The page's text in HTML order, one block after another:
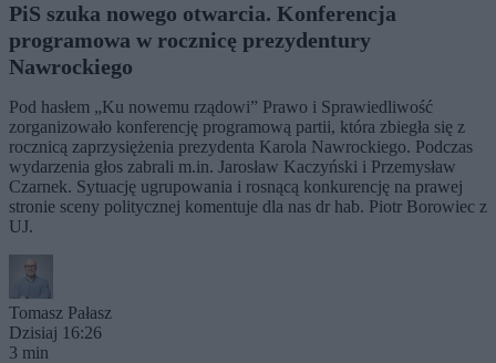
PiS szuka nowego otwarcia. Konferencja
programowa w rocznicę prezydentury
Nawrockiego
Pod hasłem „Ku nowemu rządowi” Prawo i Sprawiedliwość
zorganizowało konferencję programową partii, która zbiegła się z
rocznicą zaprzysiężenia prezydenta Karola Nawrockiego. Podczas
wydarzenia głos zabrali m.in. Jarosław Kaczyński i Przemysław
Czarnek. Sytuację ugrupowania i rosnącą konkurencję na prawej
stronie sceny politycznej komentuje dla nas dr hab. Piotr Borowiec z
UJ.
Tomasz Pałasz
Dzisiaj 16:26
3 min